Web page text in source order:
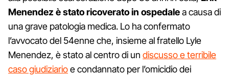
Menendez è stato ricoverato in ospedalea causa di
una grave patologia medica. Lo ha confermato
l’avvocato del 54enne che, insieme al fratello Lyle
Menendez, è stato al centro di un discusso e terribile
caso giudiziarioe condannato per l’omicidio dei